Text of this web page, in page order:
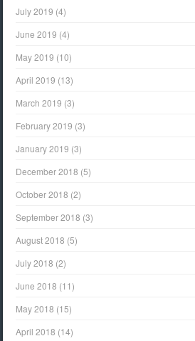
July 2019 (4)
June 2019 (4)
May 2019 (10)
April 2019 (13)
March 2019 (3)
February 2019 (3)
January 2019 (3)
December 2018 (5)
October 2018 (2)
September 2018 (3)
August 2018 (5)
July 2018 (2)
June 2018 (11)
May 2018 (15)
April 2018 (14)